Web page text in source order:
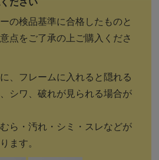
の検品基準に合格したものと
点をご了承の上ご購入くださ
、フレームに入れると隠れる
シワ、破れが見られる場合が
ら・汚れ・シミ・スレなどが
ます。